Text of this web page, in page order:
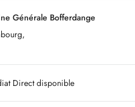
Générale Bofferdange
Direct disponible